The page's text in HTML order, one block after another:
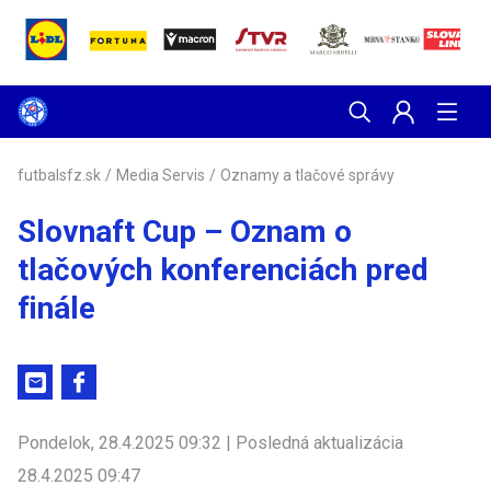
futbalsfz.sk / Media Servis / Oznamy a tlačové správy
Slovnaft Cup – Oznam o
tlačových konferenciách pred
finále
Pondelok, 28.4.2025 09:32 | Posledná aktualizácia
28.4.2025 09:47